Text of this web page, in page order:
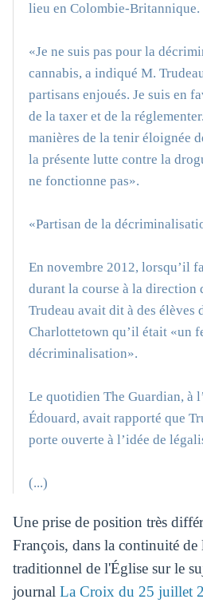
lieu en Colombie-Britannique.
«Je ne suis pas pour la
cannabis, a indiqué M.
partisans enjoués. Je suis en
de la taxer et de la
manières de la tenir éloignée
la présente lutte contre la
ne fonctionne pas».
«Partisan de la
En novembre 2012, lorsqu’il
durant la course à la direction
Trudeau avait dit à des élèves
Charlottetown qu’il était «un
décriminalisation».
Le quotidien The Guardian, à
Édouard, avait rapporté que
porte ouverte à l’idée de
(...)
Une prise de position très
François, dans la continuité de
traditionnel de l'Église sur le
journal La Croix du 25 juillet